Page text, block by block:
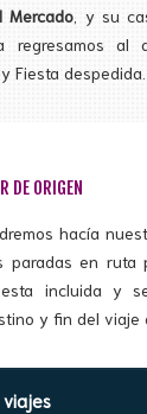
Mercado , y su
al
Fiesta
DE ORIGEN
hacía
paradas en ruta
incluida y
y fin del viaje
viajes